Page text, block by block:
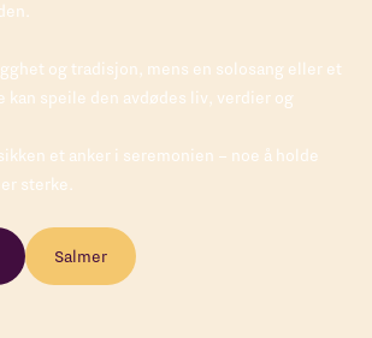
og tradisjon, mens en solosang eller et
speile den avdødes liv, verdier og
et anker i seremonien – noe å holde
sterke.
Salmer